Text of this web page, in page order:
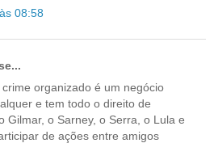
08:58
organizado é um negócio
e tem todo o direito de
Gilmar, o Sarney, o Serra, o Lula e
de ações entre amigos